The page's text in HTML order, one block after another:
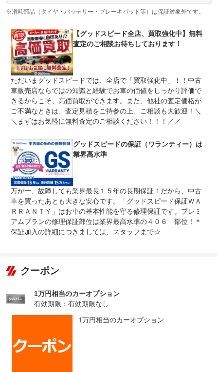
上限金額 -
免責金 無し
保証修理
受付先
-
法定整備
整備付 法定12ヶ月または法定24ヶ月点検整備付
※車検なし・車検整備付の場合は法定24ヶ月点検整備付
※商用車は6ヶ月または12ヶ月点検整備付
法定整備
安心の認証工場完備。国家資格整備士常駐、積載車もござ
※消耗部品（タイヤ・バッテリー・ブレーキパッド等）は保証対象外です。
【グッドスピード全店、買取強化中】無料
査定のご相談お待ちしております！
ただいまグッドスピードでは、全店で「買取強化中」！！中古
車販売店ならではの知識と経験でお車の価値をしっかり評価で
きるからこそ、高価買取ができます。また、他社の査定価格が
ご不満なときは、査定見積をご持参の上、ご相談も大歓迎！＼
＼まずはお気軽に無料査定のご相談ください！！！／／
グッドスピードの保証（ワランティー）は
業界高水準
万が一、故障しても業界最長１５年の長期保証！だから、中古
車を買ったあとも大きな安心です。「グッドスピード保証ＷＡ
ＲＲＡＮＴＹ」はお車の基本性能を守る修理保証です。プレミ
アムプランの修理保証部位は業界最高水準の４０６ 部位！＊
保証加入の詳細につきましては、スタッフまで☆
クーポン
1万円相当のカーオプション
有効期限：有効期限なし
1万円相当のカーオプション